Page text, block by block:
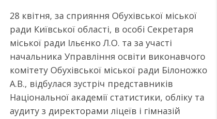
28 квітня, за сприяння Обухівської міської
ради Київської області, в особі Секретаря
міської ради Ільєнко Л.О. та за участі
начальника Управління освіти виконавчого
комітету Обухівської міської ради Білоножко
А.В., відбулася зустріч представників
Національної академії статистики, обліку та
аудиту з директорами ліцеїв і гімназій